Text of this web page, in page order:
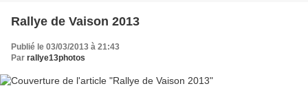
Rallye de Vaison 2013
Publié le 03/03/2013 à 21:43
Par rallye13photos